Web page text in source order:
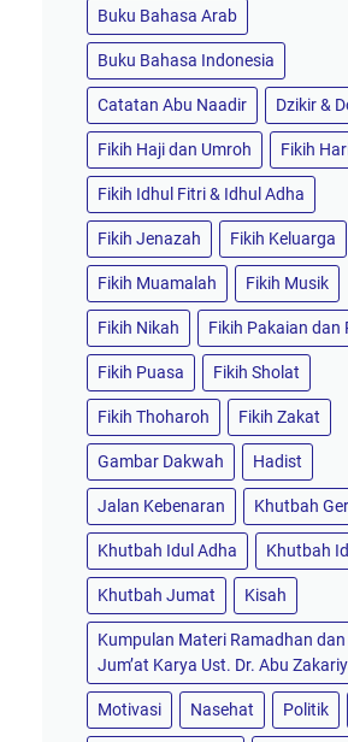
Buku Bahasa Arab
Buku Bahasa Indonesia
Catatan Abu Naadir Dzikir &
Fikih Haji dan Umroh Fikih
Fikih Idhul Fitri & Idhul Adha
Fikih Jenazah Fikih Keluarga
Fikih Muamalah Fikih Musik
Fikih Nikah Fikih Pakaian dan
Fikih Puasa Fikih Sholat
Fikih Thoharoh Fikih Zakat
Gambar Dakwah Hadist
Jalan Kebenaran Khutbah
Khutbah Idul Adha Khutbah
Khutbah Jumat Kisah
Kumpulan Materi Ramadhan
Jum’at Karya Ust. Dr. Abu
Motivasi Nasehat Politik